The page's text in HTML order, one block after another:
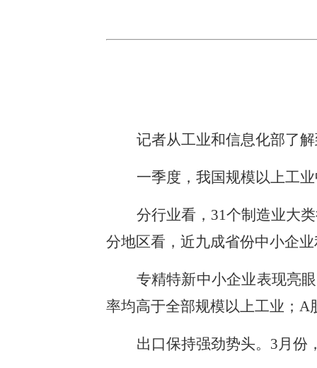
记者从工业和信息化部了
一季度，我国规模以上工
分行业看，31个制造业大
分地区看，近九成省份中小企
专精特新中小企业表现亮
率均高于全部规模以上工业；
出口保持强劲势头。3月份